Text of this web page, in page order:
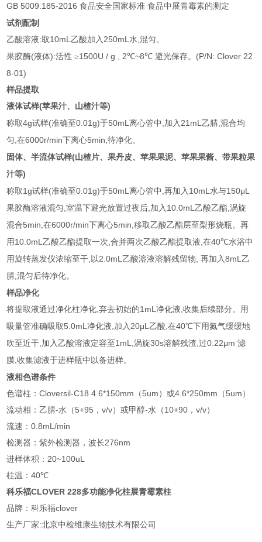
GB 5009.185-2016食品安全国家标准 食品中展青霉素的测定
试剂配制
乙酸溶液:取 10mL乙酸加入 250mL 水 ,混匀。
果胶酶(液体):活性 ≥1500U / g , 2℃~8℃ 避光保存。 (P/N: Clover 22
8-01)
样品提取
液体试样(苹果汁、山楂汁等)
称取4g试样(准确至0.01g)于50mL离心管中 加入 21mL乙腈 ,混合均
匀 ,在6000r/min下离心5min,待净化。
固体、半流体试样(山楂片、果丹皮、苹果果泥、苹果果酱、带果粒果
汁等)
称取 1g试样(准确至0.01g)于50mL离心管中 ,再加入 10mL 水与150μL
果胶酶溶液混匀 ,室温下避光放置过夜后 加入 10.0mL乙酸乙酯 ,涡旋
混合5min,在6000r/min下离心5min,移取乙酸乙酯层至梨形烧瓶。再
用 10.0mL乙酸乙酯提取一次 ,合并两次乙酸乙酯提取液 ,在40℃水浴中
用旋转蒸发仪浓缩至干 以 2.0mL乙酸溶液溶解残留物 ,再加入8mL乙
腈 ,混匀后待净化。
样品净化
将提取液通过净化柱净化 ,弃去初始的1mL净化液 ,收集后续部分。用
吸量管准确吸取5.0mL净化液 加入 20μL乙酸 ,在40℃下用氮气缓缓地
吹至近干 加入乙酸溶液定容至 1mL,涡旋30s溶解残渣 ,过0.22μm滤
膜 ,收集滤液于进样瓶中以备进样。
液相色谱条件
色谱柱：Cloversil-C18 4.6*150mm （5um）或4.6*250mm （5um）
流动相：乙腈-水（5+95 ，v/v）或甲醇-水（10+90 ，v/v）
流速：0.8mL/min
检测器：紫外检测器，波长276nm
进样体积： 20~100uL
柱温：40℃
科乐福CLOVER 228多功能净化柱展青霉素柱
品牌：科乐福clover
生产厂家:北京中检维康生物技术有限公司